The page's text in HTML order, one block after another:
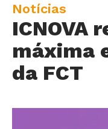
ICNOVA
máxima
da FCT
C
a
e
g
r
Notícias